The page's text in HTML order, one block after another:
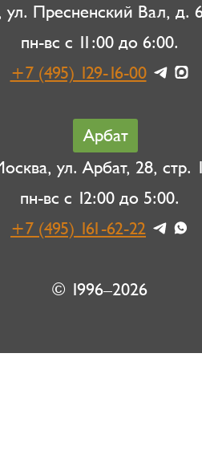
ул. Пресненский Вал, д.
пн-вс с 11:00 до 6:00.
+7 (495) 129-16-00
Арбат
ул. Арбат, 28, стр.
пн-вс с 12:00 до 5:00.
+7 (495) 161-62-22
© 1996–2026